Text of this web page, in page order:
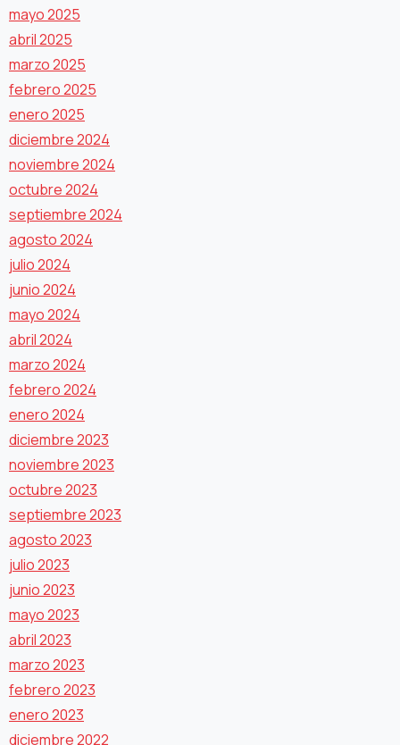
mayo 2025
abril 2025
marzo 2025
febrero 2025
enero 2025
diciembre 2024
noviembre 2024
octubre 2024
septiembre 2024
agosto 2024
julio 2024
junio 2024
mayo 2024
abril 2024
marzo 2024
febrero 2024
enero 2024
diciembre 2023
noviembre 2023
octubre 2023
septiembre 2023
agosto 2023
julio 2023
junio 2023
mayo 2023
abril 2023
marzo 2023
febrero 2023
enero 2023
diciembre 2022